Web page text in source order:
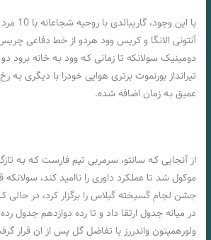
با این
آنتونی الانگا و کریس وود هردو از خط دفاعی
دومینیک سولانکه تا زمانی کـه وود بـه خانه برود
تیرانداز بورنموث برتری هوایی خودرا با دیگری
عمیق بـه زمان اضافه شده.
از آنجایی کـه سانتو، سرمربی تیم فارست کـه بـه
موکول شد تا عملکرد داوری را ناامید کند،
جشن لجام گسیخته گیلاس را برگزار کرد، در حالی
در میانه جدول ارتقا داد و تا رده دوازدهم جدول
ولورهمپتون واندررز با تفاضل گل پس از ان